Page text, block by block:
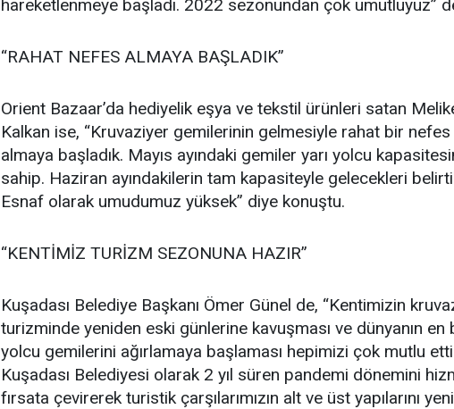
hareketlenmeye başladı. 2022 sezonundan çok umutluyuz”
“RAHAT NEFES ALMAYA BAŞLADIK”
Orient Bazaar’da hediyelik eşya ve tekstil ürünleri satan
Kalkan ise, “Kruvaziyer gemilerinin gelmesiyle rahat bir nefes
almaya başladık. Mayıs ayındaki gemiler yarı yolcu
sahip. Haziran ayındakilerin tam kapasiteyle gelecekleri
Esnaf olarak umudumuz yüksek” diye konuştu.
“KENTİMİZ TURİZM SEZONUNA HAZIR”
Kuşadası Belediye Başkanı Ömer Günel de, “Kentimizin
turizminde yeniden eski günlerine kavuşması ve dünyanın en
yolcu gemilerini ağırlamaya başlaması hepimizi çok mutlu
Kuşadası Belediyesi olarak 2 yıl süren pandemi dönemini
fırsata çevirerek turistik çarşılarımızın alt ve üst yapılarını